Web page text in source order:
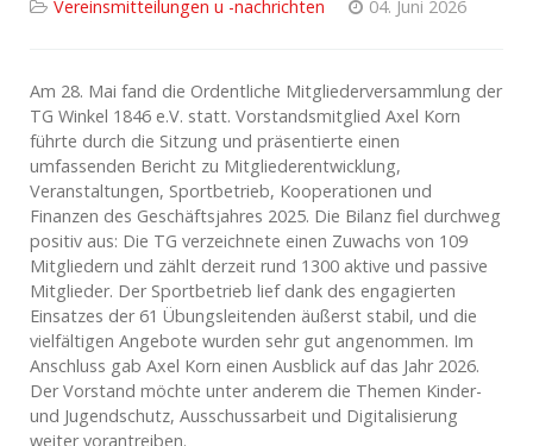
Vereinsmitteilungen u -nachrichten
04. Juni 2026
Am 28. Mai fand die Ordentliche Mitgliederversammlung der
TG Winkel 1846 e.V. statt. Vorstandsmitglied Axel Korn
führte durch die Sitzung und präsentierte einen
umfassenden Bericht zu Mitgliederentwicklung,
Veranstaltungen, Sportbetrieb, Kooperationen und
Finanzen des Geschäftsjahres 2025. Die Bilanz fiel durchweg
positiv aus: Die TG verzeichnete einen Zuwachs von 109
Mitgliedern und zählt derzeit rund 1300 aktive und passive
Mitglieder. Der Sportbetrieb lief dank des engagierten
Einsatzes der 61 Übungsleitenden äußerst stabil, und die
vielfältigen Angebote wurden sehr gut angenommen. Im
Anschluss gab Axel Korn einen Ausblick auf das Jahr 2026.
Der Vorstand möchte unter anderem die Themen Kinder-
und Jugendschutz, Ausschussarbeit und Digitalisierung
weiter vorantreiben.